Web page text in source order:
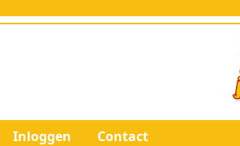
Inloggen Contact